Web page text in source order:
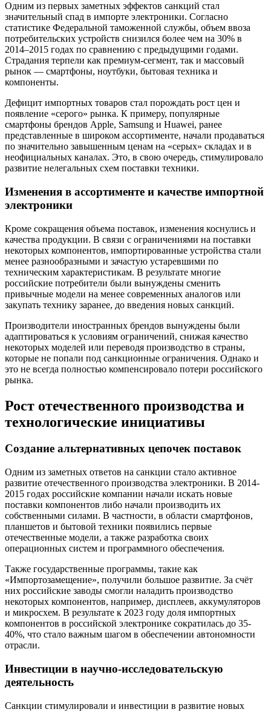
Одним из первых заметных эффектов санкций стал
значительный спад в импорте электроники. Согласно
статистике Федеральной таможенной службы, объем ввоза
потребительских устройств снизился более чем на 30% в
2014–2015 годах по сравнению с предыдущими годами.
Страдания терпели как премиум-сегмент, так и массовый
рынок — смартфоны, ноутбуки, бытовая техника и
компоненты.
Дефицит импортных товаров стал порождать рост цен и
появление «серого» рынка. К примеру, популярные
смартфоны брендов Apple, Samsung и Huawei, ранее
представленные в широком ассортименте, начали продаваться
по значительно завышенным ценам на «серых» складах и в
неофициальных каналах. Это, в свою очередь, стимулировало
развитие нелегальных схем поставки техники.
Изменения в ассортименте и качестве импортной
электроники
Кроме сокращения объема поставок, изменения коснулись и
качества продукции. В связи с ограничениями на поставки
некоторых компонентов, импортированные устройства стали
менее разнообразными и зачастую устаревшими по
техническим характеристикам. В результате многие
российские потребители были вынуждены сменить
привычные модели на менее современных аналогов или
закупать технику заранее, до введения новых санкций.
Производители иностранных брендов вынуждены были
адаптироваться к условиям ограничений, снижая качество
некоторых моделей или переводя производство в страны,
которые не попали под санкционные ограничения. Однако и
это не всегда полностью компенсировало потери российского
рынка.
Рост отечественного производства и
технологические инициативы
Создание альтернативных цепочек поставок
Одним из заметных ответов на санкции стало активное
развитие отечественного производства электроники. В 2014-
2015 годах российские компании начали искать новые
поставки компонентов либо начали производить их
собственными силами. В частности, в области смартфонов,
планшетов и бытовой техники появились первые
отечественные модели, а также разработка своих
операционных систем и программного обеспечения.
Также государственные программы, такие как
«Импортозамещение», получили большое развитие. За счёт
них российские заводы смогли наладить производство
некоторых компонентов, например, дисплеев, аккумуляторов
и микросхем. В результате к 2023 году доля импортных
компонентов в российской электронике сократилась до 35-
40%, что стало важным шагом в обеспечении автономности
отрасли.
Инвестиции в научно-исследовательскую
деятельность
Санкции стимулировали и инвестиции в развитие новых